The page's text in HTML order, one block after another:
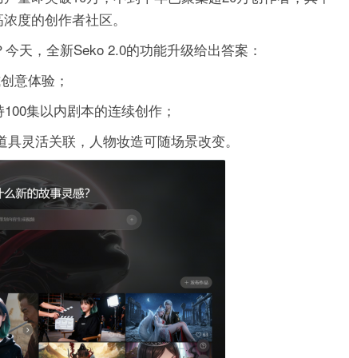
度的创作者社区。
天，全新Seko 2.0的功能升级给出答案：
意体验；
集以内剧本的连续创作；
灵活关联，人物妆造可随场景改变。